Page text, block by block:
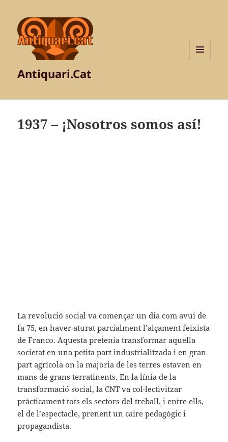
Antiquari.Cat
1937 – ¡Nosotros somos así!
La revolució social va començar un dia com avui de
fa 75, en haver aturat parcialment l’alçament feixista
de Franco. Aquesta pretenia transformar aquella
societat en una petita part industrialitzada i en gran
part agrícola on la majoria de les terres estaven en
mans de grans terratinents. En la línia de la
transformació social, la CNT va col·lectivitzar
pràcticament tots els sectors del treball, i entre ells,
el de l’espectacle, prenent un caire pedagògic i
propagandista.